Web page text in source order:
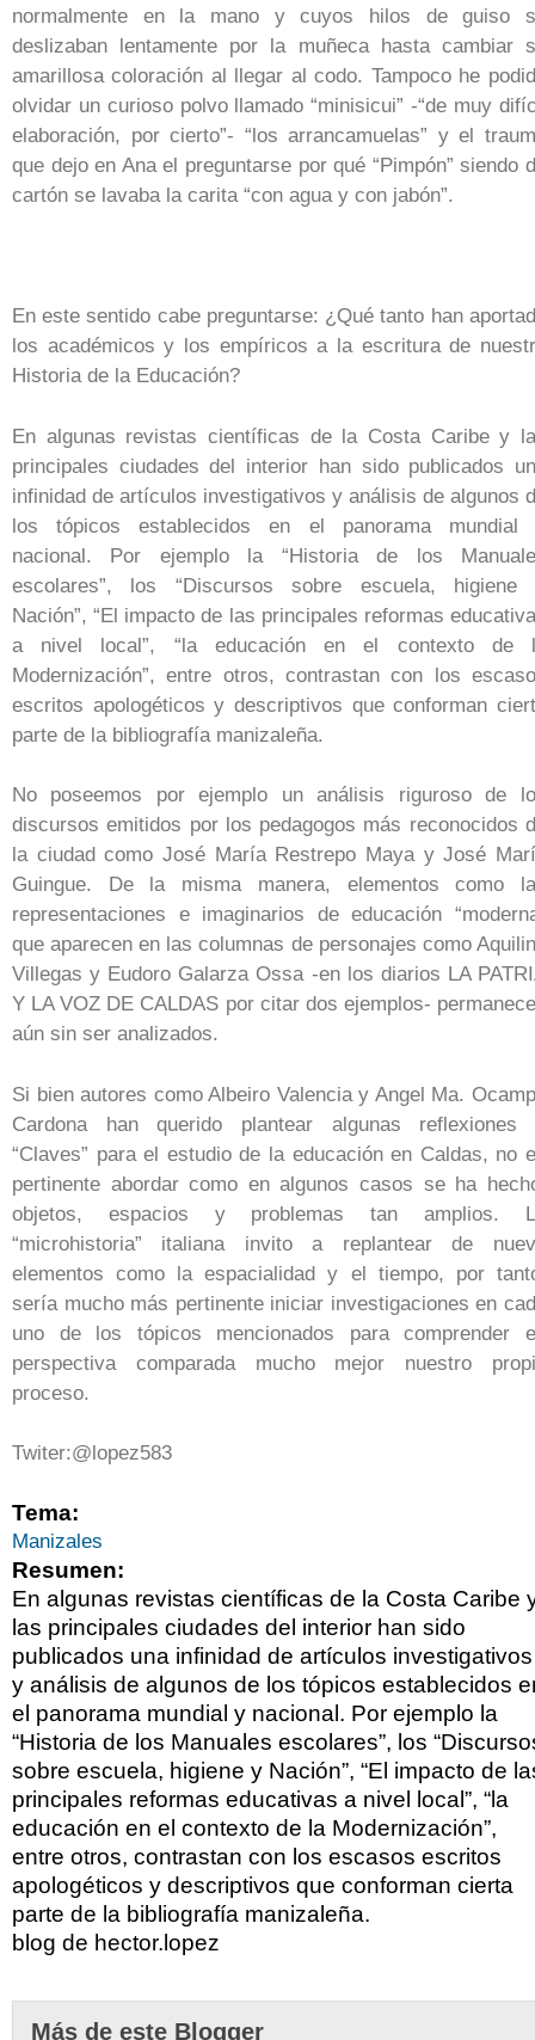
normalmente en la mano y cuyos hilos de guiso
deslizaban lentamente por la muñeca hasta cambiar
amarillosa coloración al llegar al codo. Tampoco he
olvidar un curioso polvo llamado “minisicui” -“de muy
elaboración, por cierto”- “los arrancamuelas” y el
que dejo en Ana el preguntarse por qué “Pimpón” siendo
cartón se lavaba la carita “con agua y con jabón”.
En este sentido cabe preguntarse: ¿Qué tanto han
los académicos y los empíricos a la escritura de
Historia de la Educación?
En algunas revistas científicas de la Costa Caribe y
principales ciudades del interior han sido publicados
infinidad de artículos investigativos y análisis de algunos
los tópicos establecidos en el panorama mundial
nacional. Por ejemplo la “Historia de los
escolares”, los “Discursos sobre escuela, higiene
Nación”, “El impacto de las principales reformas
a nivel local”, “la educación en el contexto de
Modernización”, entre otros, contrastan con los
escritos apologéticos y descriptivos que conforman
parte de la bibliografía manizaleña.
No poseemos por ejemplo un análisis riguroso de
discursos emitidos por los pedagogos más reconocidos
la ciudad como José María Restrepo Maya y José
Guingue. De la misma manera, elementos como
representaciones e imaginarios de educación
que aparecen en las columnas de personajes como
Villegas y Eudoro Galarza Ossa -en los diarios LA
Y LA VOZ DE CALDAS por citar dos ejemplos-
aún sin ser analizados.
Si bien autores como Albeiro Valencia y Angel Ma.
Cardona han querido plantear algunas reflexiones
“Claves” para el estudio de la educación en Caldas, no
pertinente abordar como en algunos casos se ha
objetos, espacios y problemas tan amplios.
“microhistoria” italiana invito a replantear de
elementos como la espacialidad y el tiempo, por
sería mucho más pertinente iniciar investigaciones en
uno de los tópicos mencionados para comprender
perspectiva comparada mucho mejor nuestro
proceso.
Twiter:@lopez583
Tema:
Manizales
Resumen:
En algunas revistas científicas de la Costa Caribe
las principales ciudades del interior han sido
publicados una infinidad de artículos investigativos
y análisis de algunos de los tópicos establecidos
el panorama mundial y nacional. Por ejemplo la
“Historia de los Manuales escolares”, los
sobre escuela, higiene y Nación”, “El impacto de
principales reformas educativas a nivel local”, “la
educación en el contexto de la Modernización”,
entre otros, contrastan con los escasos escritos
apologéticos y descriptivos que conforman cierta
parte de la bibliografía manizaleña.
blog de hector.lopez
Más de este Blogger